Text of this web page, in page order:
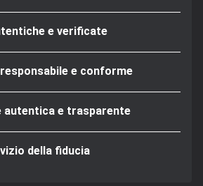
e verificate
e conforme
autentica e trasparente
della fiducia